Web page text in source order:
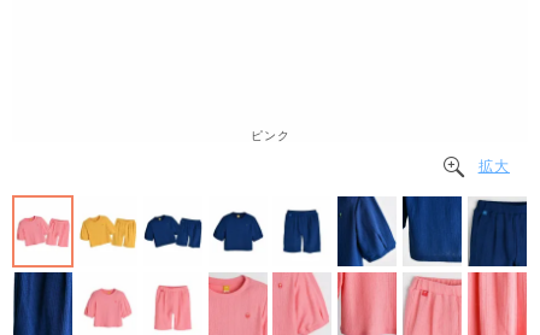
ピンク
拡大